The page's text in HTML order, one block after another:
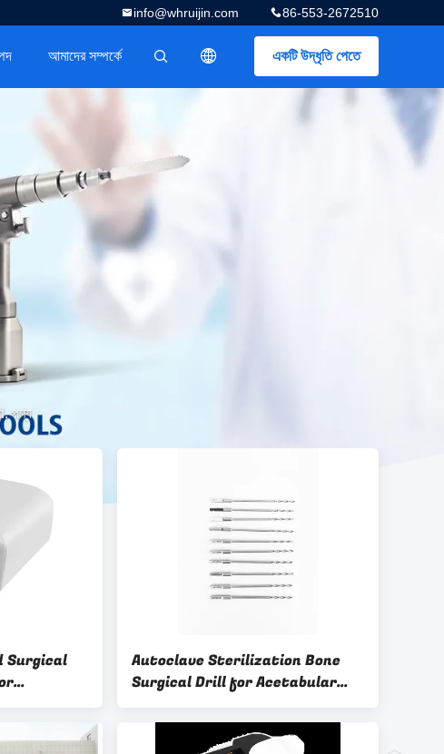
86-553-2672510
info@whruijin.com
একটি উদ্ধৃতি পেতে
আমাদের সম্পর্কে
পণ্য
Surgical
Autoclave Sterilization Bone
Surgical Drill for Acetabular
Bone Surgery Performance and
Efficiency